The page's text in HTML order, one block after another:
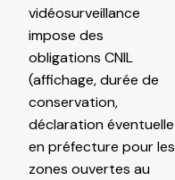
vidéosurveillance
impose des
obligations CNIL
(affichage, durée de
conservation,
déclaration éventuelle
en préfecture pour les
zones ouvertes au